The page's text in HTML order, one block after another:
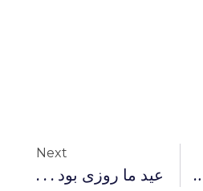
تا احمدی نژاده – ایران همین بساطه
Next
عید ما روزی بود . . .